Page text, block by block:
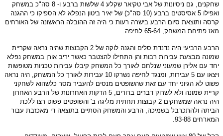
שחקנים, גם ניסיונות של אבי טקיאר שקלע 4 שלשות ברבע ו- 8 סה"כ במשחק
ואפילו 5 אסיסטים ברבע (10 סה"כ) של יאיר ביטון הנפלא לא הספיקו כי ההגנה
קרסה ותוצאת סיום הרבע בישרה רעות כי היה זה ההובלה הראשונה של האורחים
מאז פתיחת המשחק, 65-64 לחיפה.
הרבע הרביעי היה נדנדת סלים והגנה לוקה של 2 הקבוצות שהיה נראה שקריית
שמונה מבצעת עבירות רבות והן התחילו להצטבר כאשר יריב אורן במשחק נפלא
יחד עם אלירן שמעוני שנלחם לאורך כל המשחק קיבלו עבירות טכניות מטופשות
ויצאו עם 5 עבירות, ומנגד לחיפה נשרקו 10 עבירות לאורך כל המשחק, היה נראה
פשוט לא הגיוני יחד עם זאת שהשופטים מנסים להעביר מסר כלשהוא לשחקני
קריית שמונה ולא לשרוק דברים ברורים, 5 הדקות האחרונות של הרבע האחרון
היה נראה שמשחקים 2 קבוצות תחתית מליגה ב' והשופטים פשוט רצו ללכת
הביתה ולהתכרבל בשמיכה, הרבע והמשחק הסתיים בתוצאה די מאכזבת עבור
המארחים 93-88.